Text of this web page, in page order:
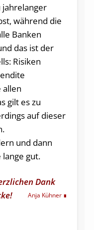
jahrelanger
während die
Banken
das ist der
Risiken
allen
gilt es zu
auf dieser
und dann
lange gut.
Dank
Anja Kühner